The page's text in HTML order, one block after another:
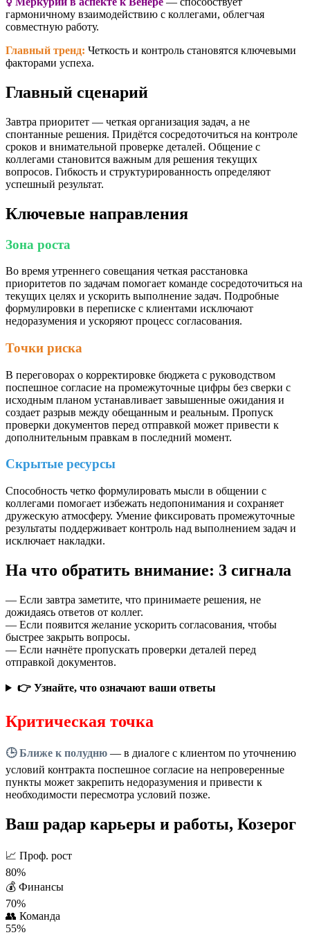
гармоничному взаимодействию с коллегами, облегчая
совместную работу.
Главный тренд: Четкость и контроль становятся ключевыми
факторами успеха.
Главный сценарий
Завтра приоритет — четкая организация задач, а не
спонтанные решения. Придётся сосредоточиться на контроле
сроков и внимательной проверке деталей. Общение с
коллегами становится важным для решения текущих
вопросов. Гибкость и структурированность определяют
успешный результат.
Ключевые направления
Зона роста
Во время утреннего совещания четкая расстановка
приоритетов по задачам помогает команде сосредоточиться на
текущих целях и ускорить выполнение задач. Подробные
формулировки в переписке с клиентами исключают
недоразумения и ускоряют процесс согласования.
Точки риска
В переговорах о корректировке бюджета с руководством
поспешное согласие на промежуточные цифры без сверки с
исходным планом устанавливает завышенные ожидания и
создает разрыв между обещанным и реальным. Пропуск
проверки документов перед отправкой может привести к
дополнительным правкам в последний момент.
Скрытые ресурсы
Способность четко формулировать мысли в общении с
коллегами помогает избежать недопонимания и сохраняет
дружескую атмосферу. Умение фиксировать промежуточные
результаты поддерживает контроль над выполнением задач и
исключает накладки.
На что обратить внимание: 3 сигнала
— Если завтра заметите, что принимаете решения, не
дожидаясь ответов от коллег.
— Если появится желание ускорить согласования, чтобы
быстрее закрыть вопросы.
— Если начнёте пропускать проверки деталей перед
отправкой документов.
👉 Узнайте, что означают ваши ответы
Критическая точка
🕒 Ближе к полудню — в диалоге с клиентом по уточнению
условий контракта поспешное согласие на непроверенные
пункты может закрепить недоразумения и привести к
необходимости пересмотра условий позже.
Ваш радар карьеры и работы, Козерог
📈 Проф. рост
80%
💰 Финансы
70%
👥 Команда
55%